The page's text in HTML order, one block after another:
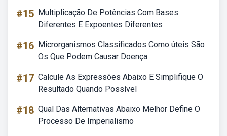
#15 Multiplicação De Potências Com Bases
Diferentes E Expoentes Diferentes
#16 Microrganismos Classificados Como úteis São
Os Que Podem Causar Doença
#17 Calcule As Expressões Abaixo E Simplifique O
Resultado Quando Possível
#18 Qual Das Alternativas Abaixo Melhor Define O
Processo De Imperialismo